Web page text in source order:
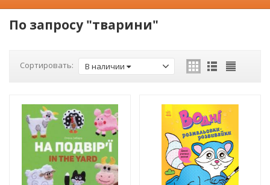
По запросу "тварини"
Сортировать: В наличии